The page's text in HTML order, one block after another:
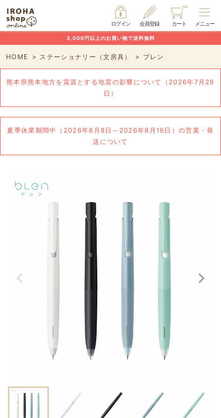
メニュー
カート
会員登録
ログイン
3,000円以上のお買い物で送料無料
HOME ステーショナリー（文房具） ブレン
熊本県熊本地方を震源とする地震の影響について（2026年7月29
日）
夏季休業期間中（2026年8月8日～2026年8月16日）の営業・発
送について